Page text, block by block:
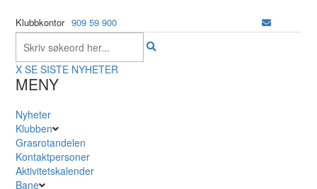
Klubbkontor 909 59 900
X SE SISTE NYHETER
MENY
Nyheter
Klubben
Grasrotandelen
Kontaktpersoner
Aktivitetskalender
Bane